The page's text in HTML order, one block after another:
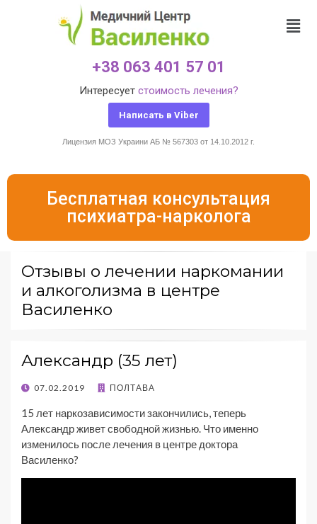
+38 063 401 57 01
Интересует стоимость лечения?
Написать в Viber
Лицензия МОЗ Украини АБ № 567303 от 14.10.2012 г.
Бесплатная консультация
психиатра-нарколога
Отзывы о лечении наркомании
и алкоголизма в центре
Василенко
Александр (35 лет)
07.02.2019 ПОЛТАВА
15 лет наркозависимости закончились, теперь
Александр живет свободной жизнью. Что именно
изменилось после лечения в центре доктора
Василенко?